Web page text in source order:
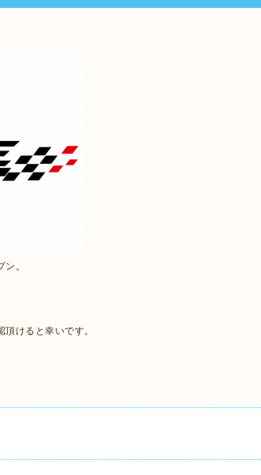
。
けると幸いです。